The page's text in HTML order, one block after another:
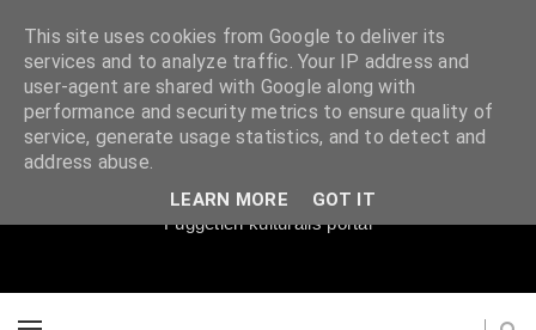
Súgópéldány
Független kulturális portál
This site uses cookies from Google to deliver its
services and to analyze traffic. Your IP address and
user-agent are shared with Google along with
performance and security metrics to ensure quality of
service, generate usage statistics, and to detect and
address abuse.
LEARN MORE GOT IT